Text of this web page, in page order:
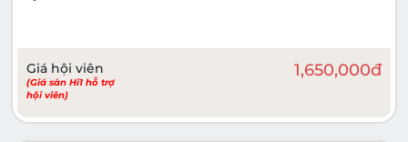
Giá hội viên
(Giá sàn Hi1 hỗ trợ
hội viên)
1,650,000đ